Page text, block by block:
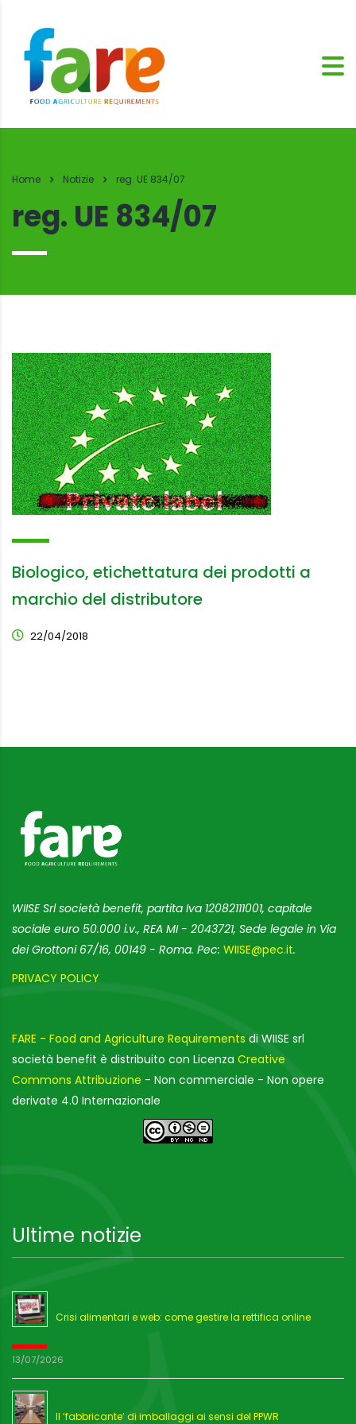
Home Notizie reg. UE 834/07
reg. UE 834/07
Biologico, etichettatura dei prodotti a
marchio del distributore
22/04/2018
WIISE Srl società benefit, partita Iva 12082111001, capitale
sociale euro 50.000 i.v., REA MI - 2043721, Sede legale in Via
dei Grottoni 67/16, 00149 - Roma. Pec: WIISE@pec.it.
PRIVACY POLICY
FARE - Food and Agriculture Requirements di WIISE srl
società benefit è distribuito con Licenza Creative
Commons Attribuzione - Non commerciale - Non opere
derivate 4.0 Internazionale
Ultime notizie
Crisi alimentari e web: come gestire la rettifica online
13/07/2026
Il ‘fabbricante’ di imballaggi ai sensi del PPWR